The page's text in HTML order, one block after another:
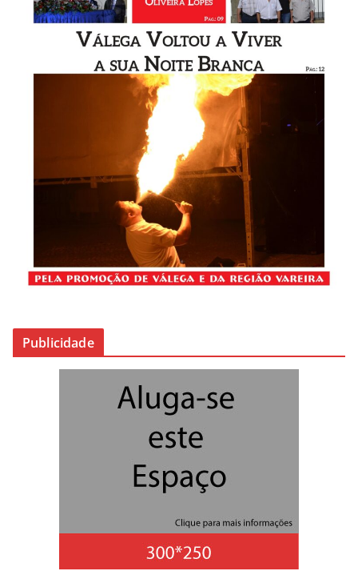
Publicidade